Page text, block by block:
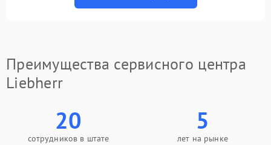
Преимущества сервисного центра
Liebherr
20
сотрудников в штате
5
лет на рынке